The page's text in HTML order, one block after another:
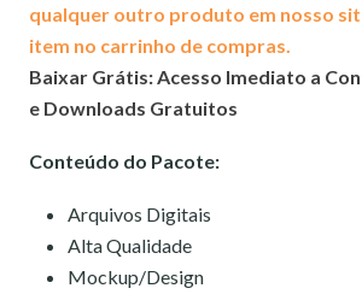
qualquer outro produto em nosso
item no carrinho de compras.
Baixar Grátis: Acesso Imediato a
e Downloads Gratuitos
Conteúdo do Pacote:
Arquivos Digitais
Alta Qualidade
Mockup/Design